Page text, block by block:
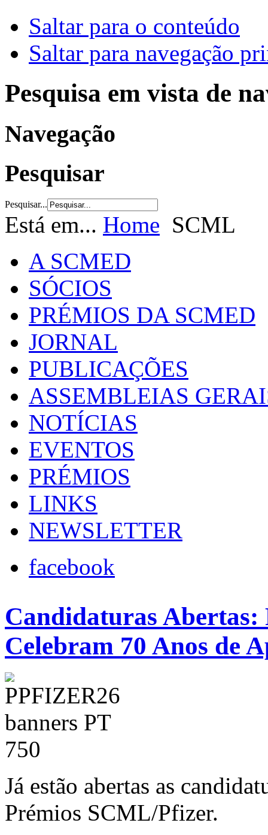
Saltar para o conteúdo
Saltar para navegação
Pesquisa em vista de
Navegação
Pesquisar
Pesquisar...
Está em... Home SCML
A SCMED
SÓCIOS
PRÉMIOS DA SCMED
JORNAL
PUBLICAÇÕES
ASSEMBLEIAS
NOTÍCIAS
EVENTOS
PRÉMIOS
LINKS
NEWSLETTER
facebook
Candidaturas
Celebram 70 Anos de
Já estão abertas as
Prémios SCML/Pfizer.